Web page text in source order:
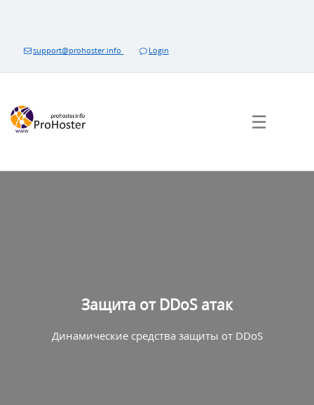
support@prohoster.info Login
☰
Защита от DDoS атак
Динамические средства защиты от DDoS